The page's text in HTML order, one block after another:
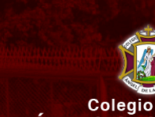
al
contenido